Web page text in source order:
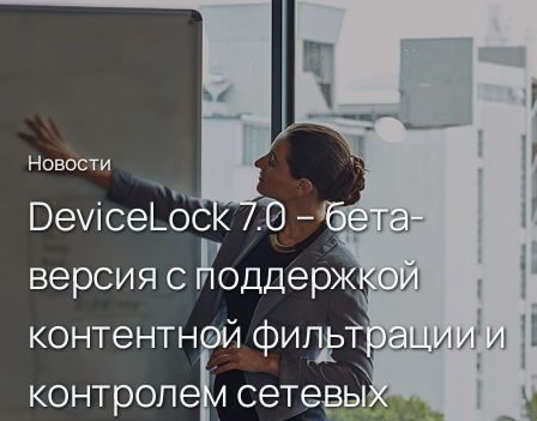
Новости
DeviceLock 7.0 – бета-
версия с поддержкой
контентной фильтрации и
контролем сетевых